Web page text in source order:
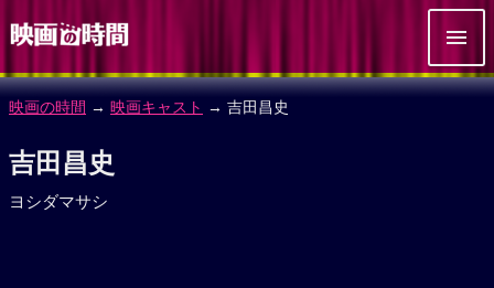
映画の時間 → 映画キャスト → 吉田昌史
吉田昌史
ヨシダマサシ